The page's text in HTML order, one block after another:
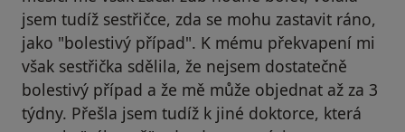
jsem tudíž sestřičce, zda se mohu zastavit ráno,
jako "bolestivý případ". K mému překvapení mi
však sestřička sdělila, že nejsem dostatečně
bolestivý případ a že mě může objednat až za 3
týdny. Přešla jsem tudíž k jiné doktorce, která